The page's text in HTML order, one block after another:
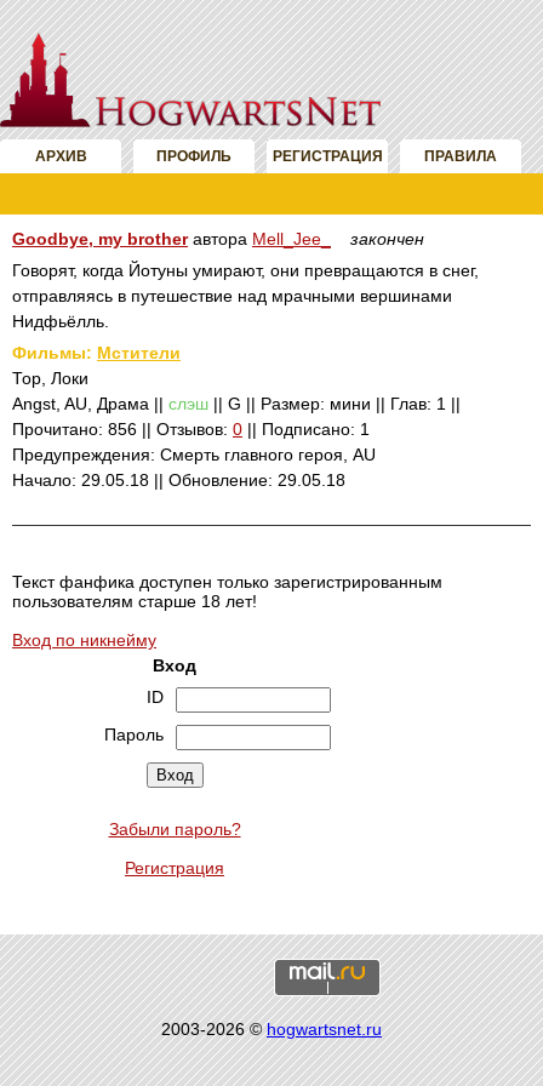
АРХИВ ПРОФИЛЬ РЕГИСТРАЦИЯ ПРАВИЛА
Goodbye, my brotherавтора Mell_Jee_
закончен
Говорят, когда Йотуны умирают, они превращаются в снег,
отправляясь в путешествие над мрачными вершинами
Нидфьёлль.
Фильмы: Мстители
Тор, Локи
Angst, AU, Драма || слэш || G || Размер: мини || Глав: 1 ||
Прочитано: 856 || Отзывов: 0 || Подписано: 1
Предупреждения: Смерть главного героя, AU
Начало: 29.05.18 || Обновление: 29.05.18
Текст фанфика доступен только зарегистрированным
пользователям старше 18 лет!
Вход по никнейму
Вход
ID
Пароль
Забыли пароль?
Регистрация
2003-2026 ©hogwartsnet.ru